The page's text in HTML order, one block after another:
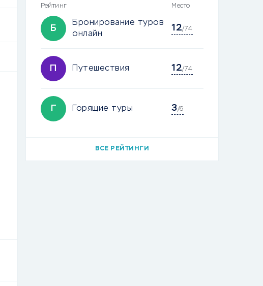
Рейтинг Место
Б
Бронирование туров
онлайн
12/74
П Путешествия 12/74
Г Горящие туры 3/6
ВСЕ РЕЙТИНГИ